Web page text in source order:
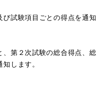
試験項目ごとの得点を通知
第２次試験の総合得点、総
します。